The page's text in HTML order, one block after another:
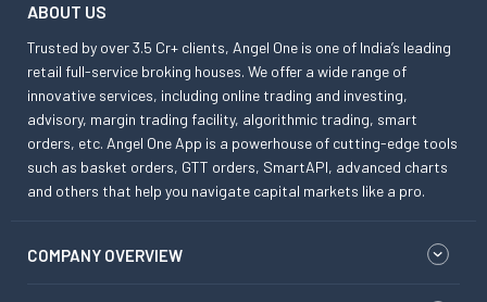
ABOUT US
Trusted by over 3.5 Cr+ clients, Angel One is one of India’s leading
retail full-service broking houses. We offer a wide range of
innovative services, including online trading and investing,
advisory, margin trading facility, algorithmic trading, smart
orders, etc. Angel One App is a powerhouse of cutting-edge tools
such as basket orders, GTT orders, SmartAPI, advanced charts
and others that help you navigate capital markets like a pro.
COMPANY OVERVIEW